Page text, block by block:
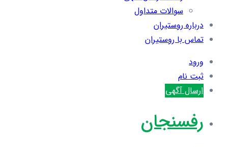
سوالات متداول
درباره روستیران
تماس با روستیران
ورود
ثبت نام
ارسال آگهی
رفسنجان